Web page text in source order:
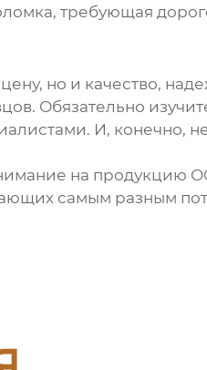
требующая
но и качество,
Обязательно
И, конечно,
на продукцию
самым разным